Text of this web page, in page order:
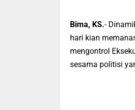
Bima, KS.-
hari kian
mengontrol
sesama politisi